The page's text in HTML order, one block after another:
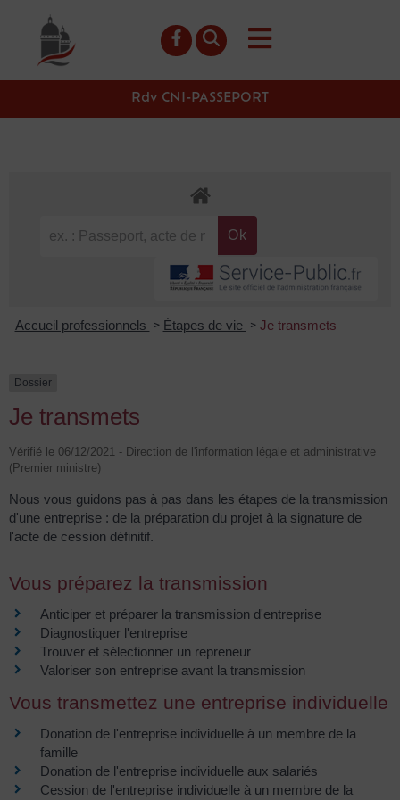
principal
Rdv CNI-PASSEPORT
Accueil professionnels > Étapes de vie > Je transmets
Dossier
Je transmets
Vérifié le 06/12/2021 - Direction de l'information légale et administrative
(Premier ministre)
Nous vous guidons pas à pas dans les étapes de la transmission
d'une entreprise : de la préparation du projet à la signature de
l'acte de cession définitif.
Vous préparez la transmission
Anticiper et préparer la transmission d'entreprise
Diagnostiquer l'entreprise
Trouver et sélectionner un repreneur
Valoriser son entreprise avant la transmission
Vous transmettez une entreprise individuelle
Donation de l'entreprise individuelle à un membre de la
famille
Donation de l'entreprise individuelle aux salariés
Cession de l'entreprise individuelle à un membre de la